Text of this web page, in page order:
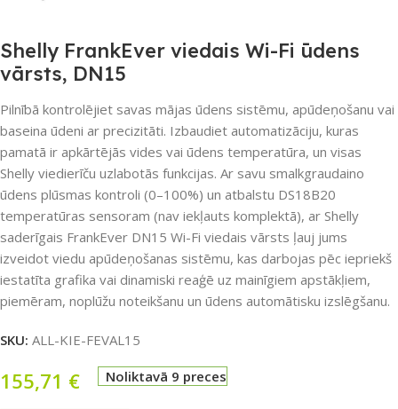
Shelly FrankEver viedais Wi-Fi ūdens
vārsts, DN15
Pilnībā kontrolējiet savas mājas ūdens sistēmu, apūdeņošanu vai
baseina ūdeni ar precizitāti. Izbaudiet automatizāciju, kuras
pamatā ir apkārtējās vides vai ūdens temperatūra, un visas
Shelly viedierīču uzlabotās funkcijas. Ar savu smalkgraudaino
ūdens plūsmas kontroli (0–100%) un atbalstu DS18B20
temperatūras sensoram (nav iekļauts komplektā), ar Shelly
saderīgais FrankEver DN15 Wi-Fi viedais vārsts ļauj jums
izveidot viedu apūdeņošanas sistēmu, kas darbojas pēc iepriekš
iestatīta grafika vai dinamiski reaģē uz mainīgiem apstākļiem,
piemēram, noplūžu noteikšanu un ūdens automātisku izslēgšanu.
SKU: ALL-KIE-FEVAL15
155,71 € Noliktavā 9 preces